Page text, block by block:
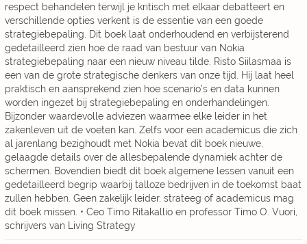
respect behandelen terwijl je kritisch met elkaar debatteert en
verschillende opties verkent is de essentie van een goede
strategiebepaling. Dit boek laat onderhoudend en verbijsterend
gedetailleerd zien hoe de raad van bestuur van Nokia
strategiebepaling naar een nieuw niveau tilde. Risto Siilasmaa is
een van de grote strategische denkers van onze tijd. Hij laat heel
praktisch en aansprekend zien hoe scenario’s en data kunnen
worden ingezet bij strategiebepaling en onderhandelingen.
Bijzonder waardevolle adviezen waarmee elke leider in het
zakenleven uit de voeten kan. Zelfs voor een academicus die zich
al jarenlang bezighoudt met Nokia bevat dit boek nieuwe,
gelaagde details over de allesbepalende dynamiek achter de
schermen. Bovendien biedt dit boek algemene lessen vanuit een
gedetailleerd begrip waarbij talloze bedrijven in de toekomst baat
zullen hebben. Geen zakelijk leider, strateeg of academicus mag
dit boek missen. • Ceo Timo Ritakallio en professor Timo O. Vuori,
schrijvers van Living Strategy